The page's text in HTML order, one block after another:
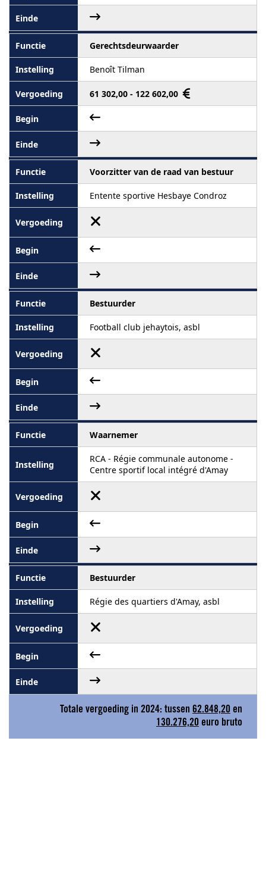
Gerechtsdeurwaarder
Benoît Tilman
61 302,00 - 122 602,00
Voorzitter van de raad van bestuur
Entente sportive Hesbaye Condroz
Bestuurder
Football club jehaytois, asbl
Waarnemer
RCA - Régie communale autonome -
Centre sportif local intégré d'Amay
Bestuurder
Régie des quartiers d'Amay, asbl
Totale vergoeding in 2024: tussen 62.848,20 en
130.276,20 euro bruto